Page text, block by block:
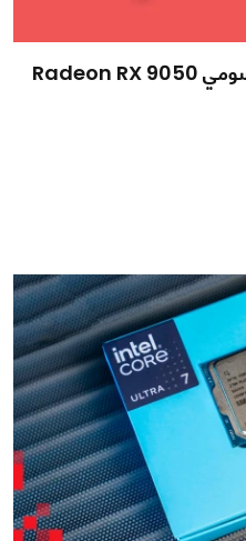
رسميًا: AMD تطلق الكارت الرسومي Radeon RX 9050